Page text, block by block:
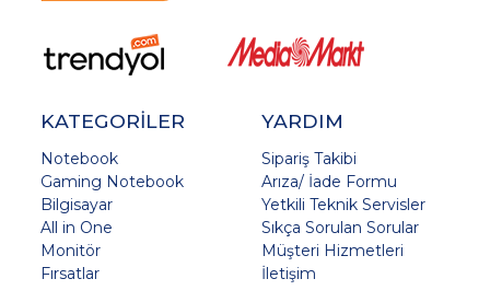
KATEGORİLER
Notebook
Gaming Notebook
Bilgisayar
All in One
Monitör
Fırsatlar
YARDIM
Sipariş Takibi
Arıza/ İade Formu
Yetkili Teknik Servisler
Sıkça Sorulan Sorular
Müşteri Hizmetleri
İletişim